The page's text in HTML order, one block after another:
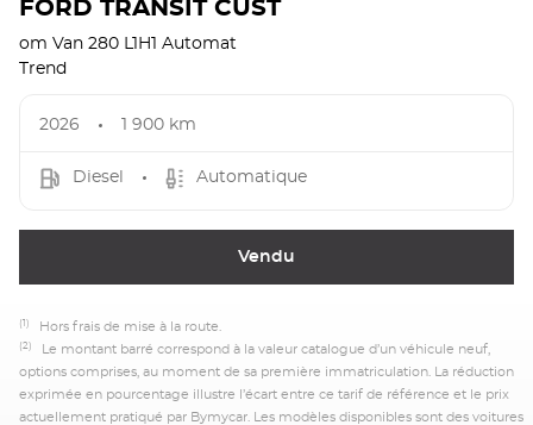
FORD TRANSIT CUST
om Van 280 L1H1 Automat
Trend
2026 1 900 km
Diesel Automatique
Vendu
(1) Hors frais de mise à la route.
(2)
Le montant barré correspond à la valeur catalogue d’un véhicule neuf,
options comprises, au moment de sa première immatriculation. La réduction
exprimée en pourcentage illustre l’écart entre ce tarif de référence et le prix
actuellement pratiqué par Bymycar. Les modèles disponibles sont des voitures